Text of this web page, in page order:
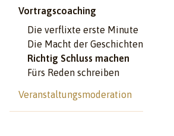
Vortragscoaching
Die verflixte erste Minute
Die Macht der Geschichten
Richtig Schluss machen
Fürs Reden schreiben
Veranstaltungsmoderation